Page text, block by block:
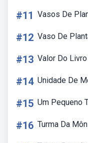
#11 Vasos De
#12 Vaso De
#13 Valor Do
#14 Unidade De
#15 Um Pequeno
#16 Turma Da